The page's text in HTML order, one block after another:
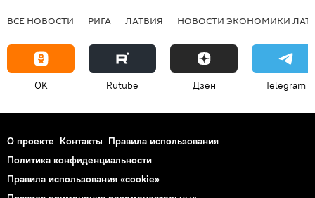
ВСЕ НОВОСТИ РИГА ЛАТВИЯ НОВОСТИ ЭКОНОМИКИ
OK Rutube Дзен Telegram
О проекте Контакты Правила использования
Политика конфиденциальности
Правила использования «cookie»